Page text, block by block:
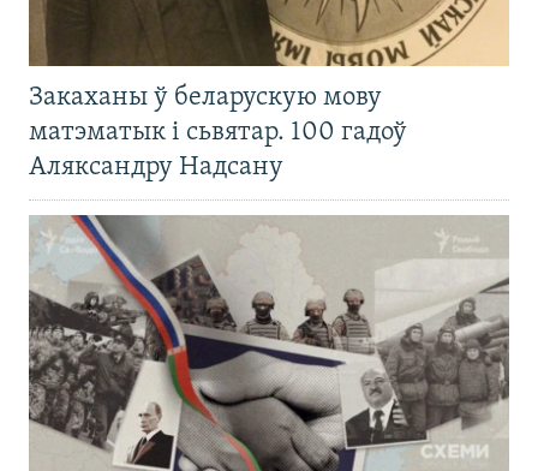
Закаханы ў беларускую мову
матэматык і сьвятар. 100 гадоў
Аляксандру Надсану